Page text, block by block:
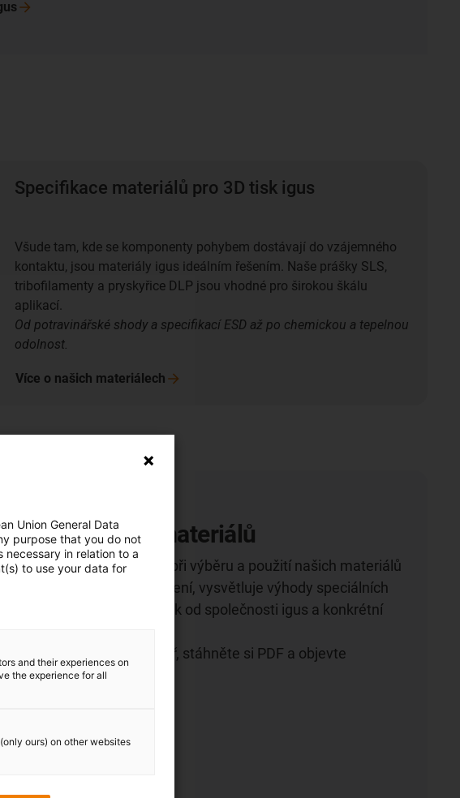
Specifikace materiálů pro 3D tisk igus
Všude tam, kde se komponenty pohybem dostávají do vzájemného
kontaktu, jsou materiály igus ideálním řešením. Naše prášky SLS,
tribofilamenty a pryskyřice DLP jsou vhodné pro širokou škálu
aplikací.
Od potravinářské shody a specifikací ESD až po chemickou a tepelnou
odolnost.
Více o našich materiálech
našich materiálů
brožura nabízí pomoc při výběru a použití našich materiálů
tribo odolných proti opotřebení, vysvětluje výhody speciálních
vláken a pryskyřic pro 3D tisk od společnosti igus a konkrétní
Jednoduše vyplňte formulář, stáhněte si PDF a objevte
Obdržet brožuru
Union General Data
purpose that you do not
in relation to a
to use your data for
and their experiences on
the experience for all
ours) on other websites